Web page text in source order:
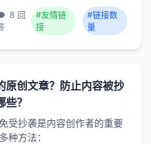
8 回
#友情链
接
#链接数
量
原创文章？防止内容被抄
？
受抄袭是内容创作者的重要
种方法：